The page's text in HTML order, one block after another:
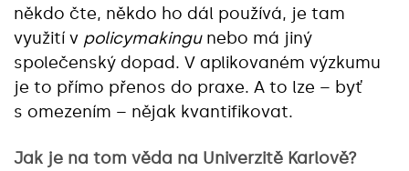
někdo čte, někdo ho dál používá, je tam
využití v policymakingunebo má jiný
společenský dopad. V aplikovaném výzkumu
je to přímo přenos do praxe. A to lze – byť
s omezením – nějak kvantifikovat.
Jak je na tom věda na Univerzitě Karlově?